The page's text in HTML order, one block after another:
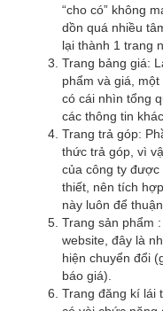
“cho có” không
dồn quá nhiều
lại thành 1 trang
Trang bảng giá:
phẩm và giá,
có cái nhìn tổng
các thông tin
Trang trả góp:
thức trả góp, vì
của công ty được
thiết, nên tích
này luôn để
Trang sản phẩm
website, đây là
hiện chuyển đổi
báo giá).
Trang đăng kí lái